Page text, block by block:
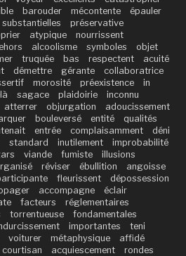
barouder mécontente
épauler
substantielles
préservative
atypique
nourrissent
alcoolisme symboles
objet
truquée bas respectent
acuité
démettre gérante
collaboratrice
morosité préexistence
in
sagace plaidoirie
inconnu
atterrer objurgation
adoucissement
bouleversé entité
qualités
entrée complaisamment
déni
standard inutilement
improbabilité
viande fumiste
illusions
réviser ébullition
angoisse
fleurissent
dépossession
accompagne
éclair
facteurs
réglementaires
torrentueuse
fondamentales
importantes
teni
voiturer métaphysique
affidé
courtisan acquiescement rondes